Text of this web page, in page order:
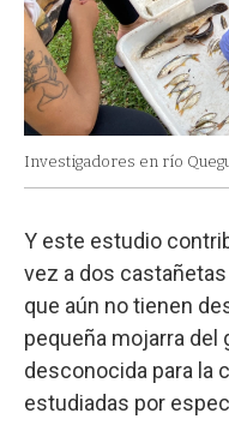
Investigadores en río
Y este estudio
vez a dos
que aún no tienen
pequeña mojarra del
desconocida para la
estudiadas por